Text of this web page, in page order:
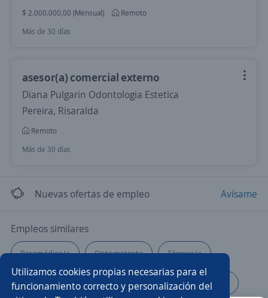
Utilizamos cookies propias necesarias para el
funcionamiento correcto y personalización del
$ 2.000.000,00 (Mensual)
Remoto
Más de 30 días
asesor(a) comercial externo
Diana Pulgarin Odontologia Estetica
Pereira, Risaralda
Remoto
Más de 30 días
Nuevas ofertas de empleo Avísame
Empleos similares
Paramédico/a Optometrista Técnico/a
Psicólogo/a Médico/a de urgencias Enfermería